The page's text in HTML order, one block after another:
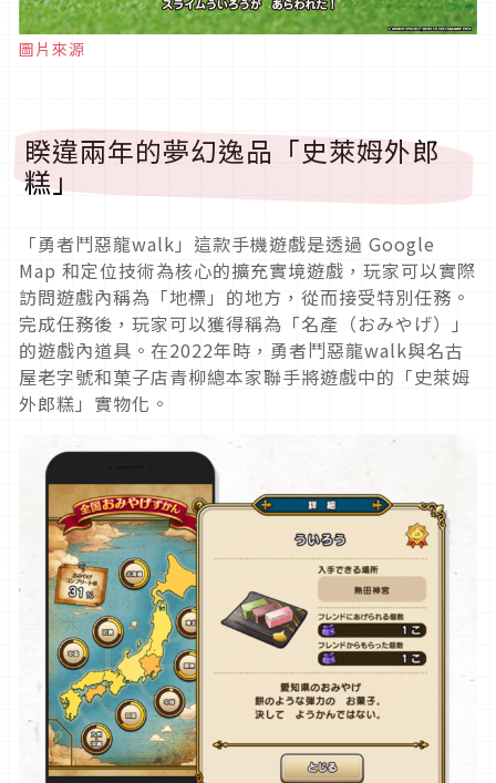
圖片來源
睽違兩年的夢幻逸品「史萊姆外郎
糕」
「勇者鬥惡龍walk」這款手機遊戲是透過 Google
Map 和定位技術為核心的擴充實境遊戲，玩家可以實際
訪問遊戲內稱為「地標」的地方，從而接受特別任務。
完成任務後，玩家可以獲得稱為「名產（おみやげ）」
的遊戲內道具。在2022年時，勇者鬥惡龍walk與名古
屋老字號和菓子店青柳總本家聯手將遊戲中的「史萊姆
外郎糕」實物化。